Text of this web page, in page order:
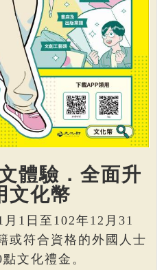
體驗．全面升
文化幣
1日至102年12月31
或符合資格的外國人士
文化禮金。